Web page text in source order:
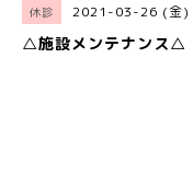
休診 2021-03-26 (金)
△施設メンテナンス△